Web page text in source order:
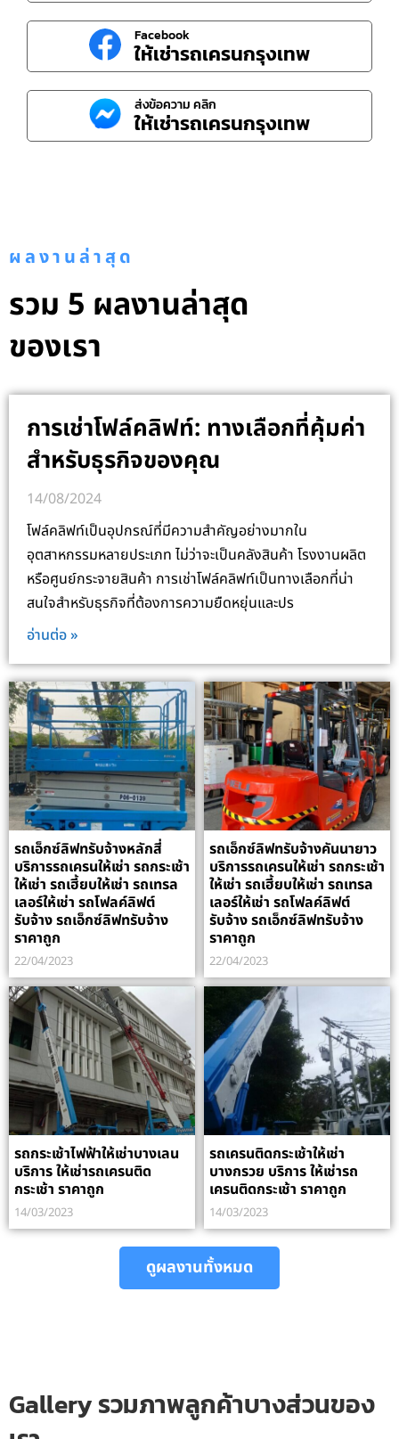
Facebook
ให้เช่ารถเครนกรุงเทพ
ส่งข้อความ คลิก
ให้เช่ารถเครนกรุงเทพ
ผลงานล่าสุด
รวม 5 ผลงานล่าสุด
ของเรา
การเช่าโฟล์คลิฟท์: ทางเลือกที่คุ้มค่า
สำหรับธุรกิจของคุณ
14/08/2024
โฟล์คลิฟท์เป็นอุปกรณ์ที่มีความสำคัญอย่างมากใน
อุตสาหกรรมหลายประเภท ไม่ว่าจะเป็นคลังสินค้า โรงงานผลิต
หรือศูนย์กระจายสินค้า การเช่าโฟล์คลิฟท์เป็นทางเลือกที่น่า
สนใจสำหรับธุรกิจที่ต้องการความยืดหยุ่นและปร
อ่านต่อ »
รถเอ็กซ์ลิฟทรับจ้างหลักสี่
บริการรถเครนให้เช่า รถกระเช้า
ให้เช่า รถเฮี้ยบให้เช่า รถเทรล
เลอร์ให้เช่า รถโฟลค์ลิฟต์
รับจ้าง รถเอ็กซ์ลิฟทรับจ้าง
ราคาถูก
22/04/2023
รถเอ็กซ์ลิฟทรับจ้างคันนายาว
บริการรถเครนให้เช่า รถกระเช้า
ให้เช่า รถเฮี้ยบให้เช่า รถเทรล
เลอร์ให้เช่า รถโฟลค์ลิฟต์
รับจ้าง รถเอ็กซ์ลิฟทรับจ้าง
ราคาถูก
22/04/2023
รถกระเช้าไฟฟ้าให้เช่าบางเลน
บริการ ให้เช่ารถเครนติด
กระเช้า ราคาถูก
14/03/2023
รถเครนติดกระเช้าให้เช่า
บางกรวย บริการ ให้เช่ารถ
เครนติดกระเช้า ราคาถูก
14/03/2023
ดูผลงานทั้งหมด
Gallery รวมภาพลูกค้าบางส่วนของ